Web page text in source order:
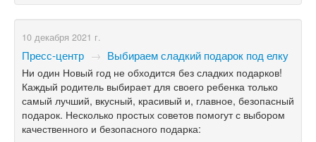
10 декабря 2021 г.
Пресс-центр → Выбираем сладкий подарок под елку
Ни один Новый год не обходится без сладких подарков!
Каждый родитель выбирает для своего ребенка только
самый лучший, вкусный, красивый и, главное, безопасный
подарок. Несколько простых советов помогут с выбором
качественного и безопасного подарка: